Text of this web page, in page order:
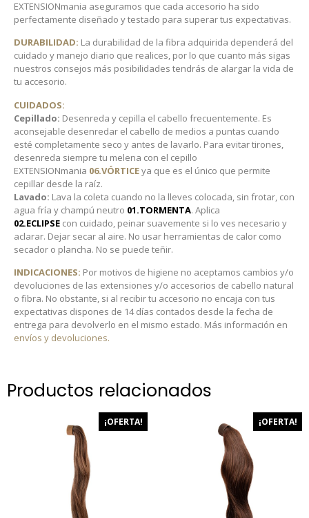
EXTENSIONmania aseguramos que cada accesorio ha sido
perfectamente diseñado y testado para superar tus expectativas.
DURABILIDAD: La durabilidad de la fibra adquirida dependerá del
cuidado y manejo diario que realices, por lo que cuanto más sigas
nuestros consejos más posibilidades tendrás de alargar la vida de
tu accesorio.
CUIDADOS:
Cepillado: Desenreda y cepilla el cabello frecuentemente. Es
aconsejable desenredar el cabello de medios a puntas cuando
esté completamente seco y antes de lavarlo. Para evitar tirones,
desenreda siempre tu melena con el cepillo
EXTENSIONmania 06.VÓRTICEya que es el único que permite
cepillar desde la raíz.
Lavado: Lava la coleta cuando no la lleves colocada, sin frotar, con
agua fría y champú neutro 01.TORMENTA. Aplica
02.ECLIPSE con cuidado, peinar suavemente si lo ves necesario y
aclarar. Dejar secar al aire. No usar herramientas de calor como
secador o plancha. No se puede teñir.
INDICACIONES: Por motivos de higiene no aceptamos cambios y/o
devoluciones de las extensiones y/o accesorios de cabello natural
o fibra. No obstante, si al recibir tu accesorio no encaja con tus
expectativas dispones de 14 días contados desde la fecha de
entrega para devolverlo en el mismo estado. Más información en
envíos y devoluciones.
Productos relacionados
¡OFERTA! ¡OFERTA!